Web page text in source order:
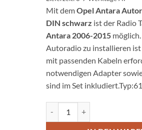
Mit demOpel Antara
DIN schwarz ist der Radio
Antara 2006-2015
Autoradio zu installieren
mit passenden Kabeln
notwendigen Adapter
sind im Set